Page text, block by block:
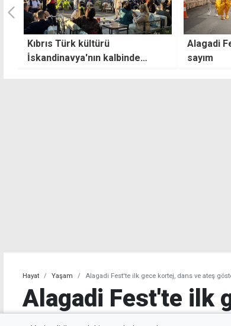
Alagadi Fest 2026 için geri
sayım
El
görücüye
Hayat Yaşam Alagadi Fest'te ilk gece kortej, dans ve ateş
Alagadi Fest'te ilk